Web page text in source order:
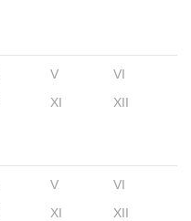
V
VI
XI XII
V
VI
XI XII